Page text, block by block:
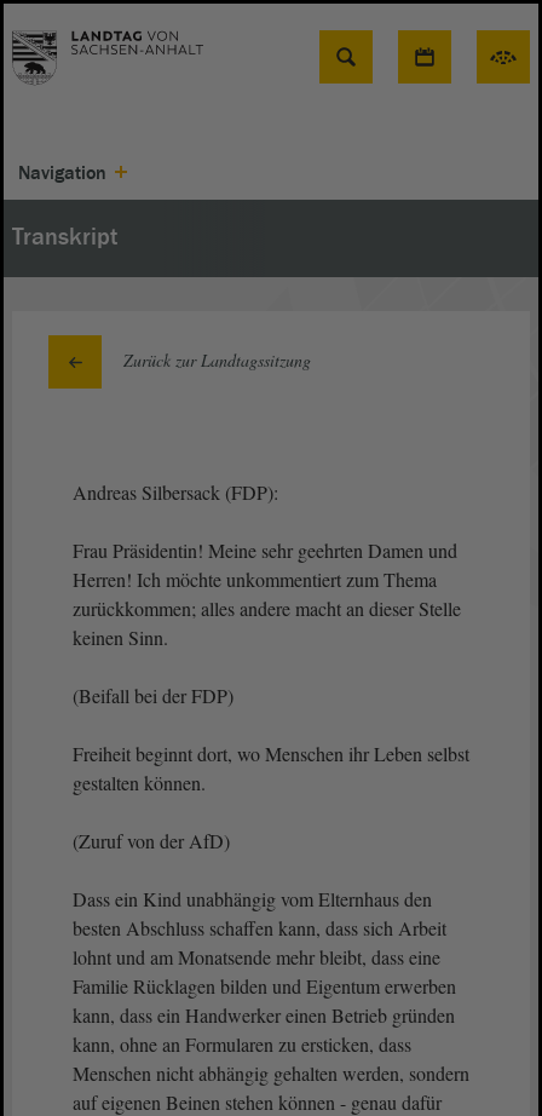
Suche
Navigation
Transkript
Zurück zur Landtagssitzung
Andreas Silbersack (FDP):
Frau Präsidentin! Meine sehr geehrten Damen und
Herren! Ich möchte unkommentiert zum Thema
zurückkommen; alles andere macht an dieser Stelle
keinen Sinn.
(Beifall bei der FDP)
Freiheit beginnt dort, wo Menschen ihr Leben selbst
gestalten können.
(Zuruf von der AfD)
Dass ein Kind unabhängig vom Elternhaus den
besten Abschluss schaffen kann, dass sich Arbeit
lohnt und am Monatsende mehr bleibt, dass eine
Familie Rücklagen bilden und Eigentum erwerben
kann, dass ein Handwerker einen Betrieb gründen
kann, ohne an Formularen zu ersticken, dass
Menschen nicht abhängig gehalten werden, sondern
auf eigenen Beinen stehen können - genau dafür